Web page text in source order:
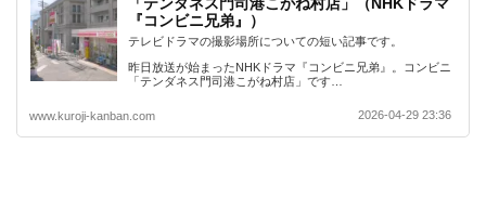
『コンビニ兄弟』）
テレビドラマの撮影場所についての短い記事です。
昨日放送が始まったNHKドラマ『コンビニ兄弟』。コンビニ
「テンダネス門司港こがね村店」です…
www.kuroji-kanban.com 2026-04-29 23:36